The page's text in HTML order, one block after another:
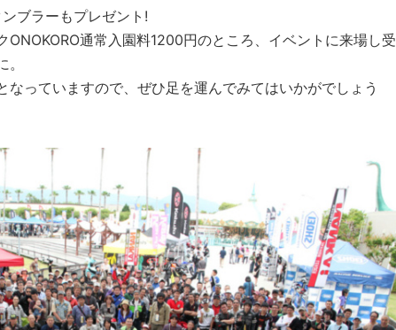
ブラーもプレゼント!
ONOKORO通常入園料1200円のところ、イベントに来場し受
なっていますので、ぜひ足を運んでみてはいかがでしょう